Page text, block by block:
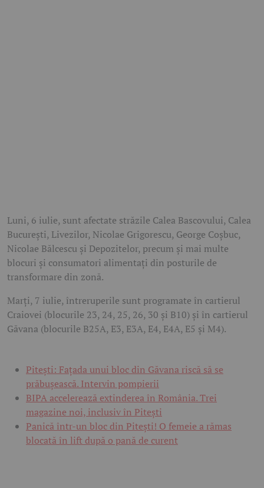
Luni, 6 iulie, sunt afectate străzile Calea Bascovului, Calea
București, Livezilor, Nicolae Grigorescu, George Coșbuc,
Nicolae Bălcescu și Depozitelor, precum și mai multe
blocuri și consumatori alimentați din posturile de
transformare din zonă.
Marți, 7 iulie, întreruperile sunt programate în cartierul
Craiovei (blocurile 23, 24, 25, 26, 30 și B10) și în cartierul
Găvana (blocurile B25A, E3, E3A, E4, E4A, E5 și M4).
Pitești: Fațada unui bloc din Găvana riscă să se
prăbușească. Intervin pompierii
BIPA accelerează extinderea în România. Trei
magazine noi, inclusiv în Pitești
Panică într-un bloc din Pitești! O femeie a rămas
blocată în lift după o pană de curent